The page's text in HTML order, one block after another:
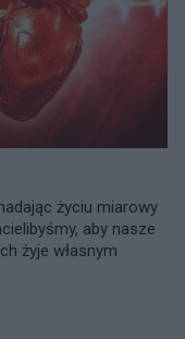
życiu miarowy
aby nasze
żyje własnym